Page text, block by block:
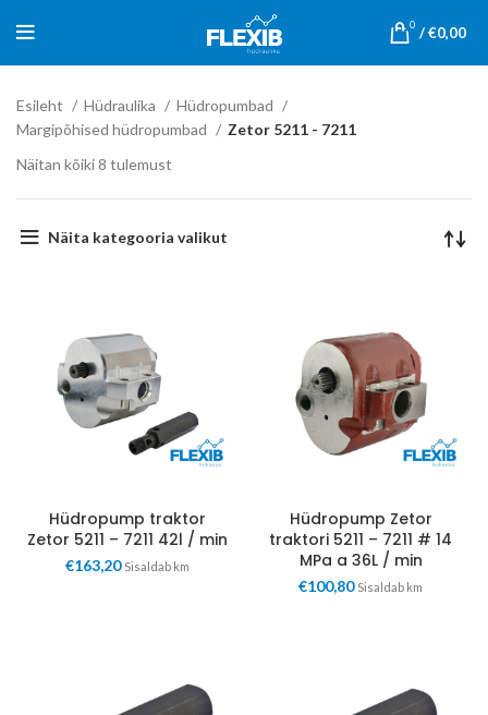
0 /€0,00
Esileht Hüdraulika
Hüdropumbad
Margipõhised hüdropumbad
Zetor 5211 - 7211
Näitan kõiki 8 tulemust
Näita kategooria valikut
Hüdropump traktor
Zetor 5211 – 7211 42l / min
€163,20 Sisaldab km
Hüdropump Zetor
traktori 5211 – 7211 # 14
MPa a 36L / min
€100,80 Sisaldab km